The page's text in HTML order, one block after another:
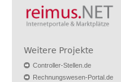
Weitere Projekte
Controller-Stellen.de
Rechnungswesen-Portal.de